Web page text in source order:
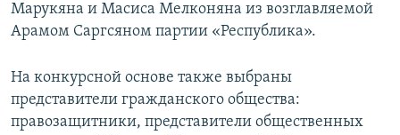
Марукяна и Масиса Мелконяна из возглавляемой
Арамом Саргсяном партии «Республика».
На конкурсной основе также выбраны
представители гражданского общества:
правозащитники, представители общественных